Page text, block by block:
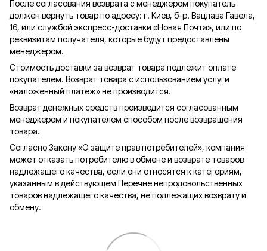
После согласования возврата с менеджером покупатель
должен вернуть товар по адресу: г. Киев, б-р. Вацлава Гавела,
16, или службой экспресс-доставки «Новая Почта», или по
реквизитам получателя, которые будут предоставлены
менеджером.
Стоимость доставки за возврат товара подлежит оплате
покупателем. Возврат товара с использованием услуги
«наложенный платеж» не производится.
Возврат денежных средств производится согласованным
менеджером и покупателем способом после возвращения
товара.
Согласно Закону «О защите прав потребителей», компания
может отказать потребителю в обмене и возврате товаров
надлежащего качества, если они относятся к категориям,
указанным в действующем Перечне непродовольственных
товаров надлежащего качества, не подлежащих возврату и
обмену.